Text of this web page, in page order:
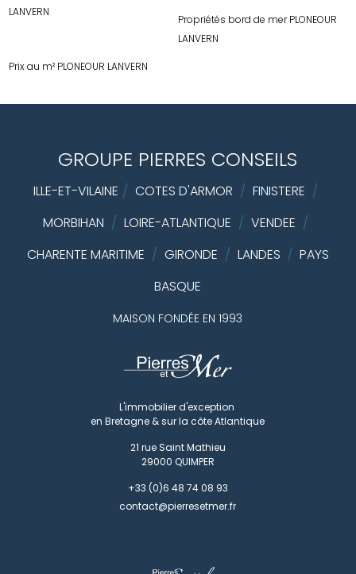
LANVERN
Propriétés bord de mer PLONEOUR
LANVERN
Prix au m² PLONEOUR LANVERN
GROUPE PIERRES CONSEILS
ILLE-ET-VILAINE / COTES D'ARMOR / FINISTERE /
MORBIHAN / LOIRE-ATLANTIQUE / VENDEE /
CHARENTE MARITIME / GIRONDE / LANDES / PAYS
BASQUE
MAISON FONDÉE EN 1993
L'immobilier d'exception
en Bretagne & sur la côte Atlantique
21 rue Saint Mathieu
29000 QUIMPER
+33 (0)6 48 74 08 93
contact@pierresetmer.fr